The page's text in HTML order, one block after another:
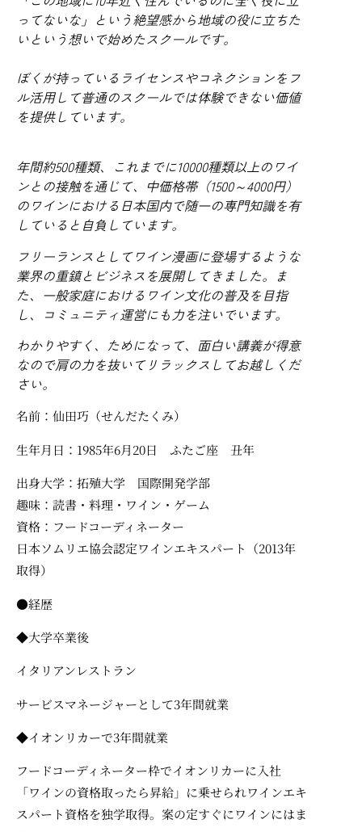
ってないな」という絶望感から地域の役に立ちた
いという想いで始めたスクールです。
ぼくが持っているライセンスやコネクションをフ
ル活用して普通のスクールでは体験できない価値
を提供しています。
年間約500種類、これまでに10000種類以上のワイ
ンとの接触を通じて、中価格帯（1500～4000円）
のワインにおける日本国内で随一の専門知識を有
していると自負しています。
フリーランスとしてワイン漫画に登場するような
業界の重鎮とビジネスを展開してきました。ま
た、一般家庭におけるワイン文化の普及を目指
し、コミュニティ運営にも力を注いでいます。
わかりやすく、ためになって、面白い講義が得意
なので肩の力を抜いてリラックスしてお越しくだ
さい。
名前：仙田巧（せんだたくみ）
生年月日：1985年6月20日 ふたご座 丑年
出身大学：拓殖大学 国際開発学部
趣味：読書・料理・ワイン・ゲーム
資格：フードコーディネーター
日本ソムリエ協会認定ワインエキスパート（2013年
取得）
●経歴
◆大学卒業後
イタリアンレストラン
サービスマネージャーとして3年間就業
◆イオンリカーで3年間就業
フードコーディネーター枠でイオンリカーに入社
「ワインの資格取ったら昇給」に乗せられワインエキ
スパート資格を独学取得。案の定すぐにワインにはま